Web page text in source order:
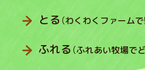
とる （わくわくファーム
ふれる （ふれあい牧場で